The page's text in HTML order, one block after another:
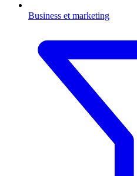
Business et marketing